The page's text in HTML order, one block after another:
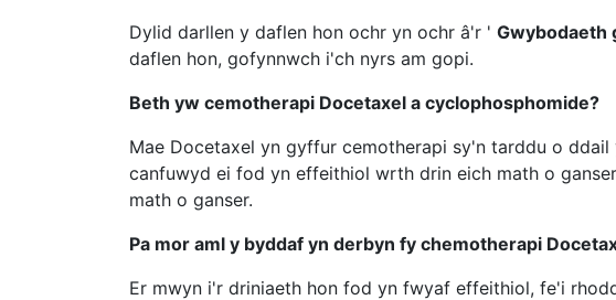
Dylid darllen y daflen hon ochr yn ochr â'r ' Gwybodaeth
daflen hon, gofynnwch i'ch nyrs am gopi.
Beth yw cemotherapi Docetaxel a cyclophosphomide?
Mae Docetaxel yn gyffur cemotherapi sy'n tarddu o
canfuwyd ei fod yn effeithiol wrth drin eich math o
math o ganser.
Pa mor aml y byddaf yn derbyn fy chemotherapi
Er mwyn i'r driniaeth hon fod yn fwyaf effeithiol, fe'i